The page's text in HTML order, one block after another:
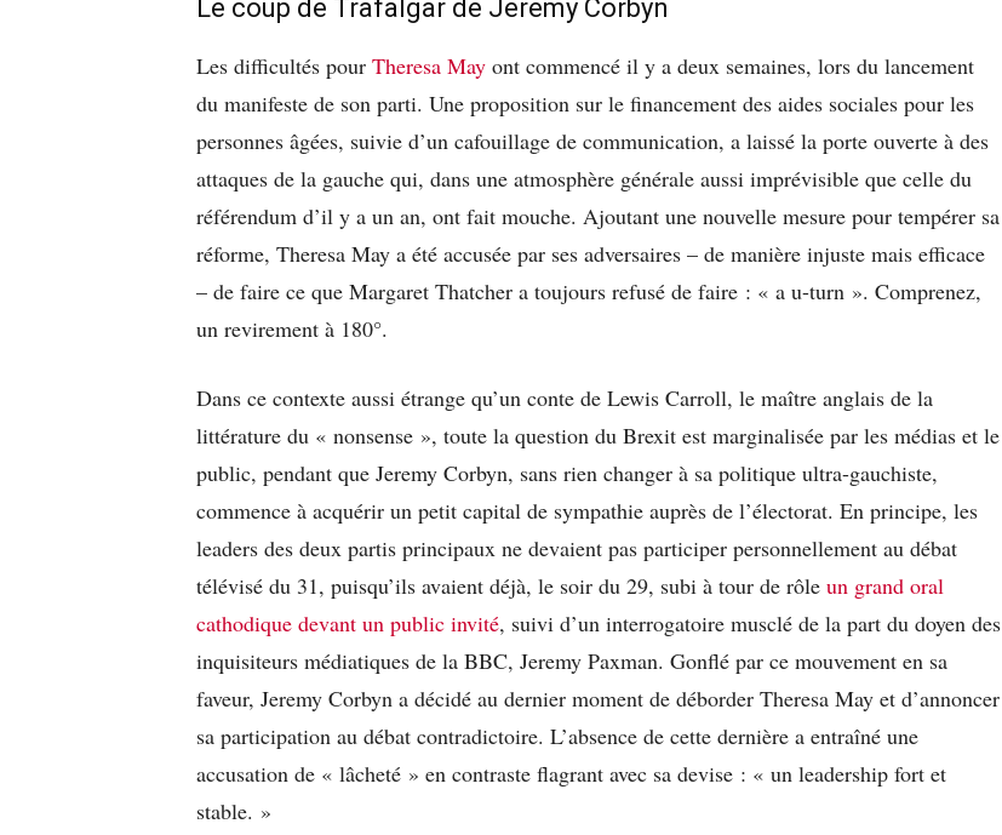
Le coup de Trafalgar de Jeremy Corbyn
Les difficultés pour Theresa May ont commencé il y a deux semaines, lors du lancement
du manifeste de son parti. Une proposition sur le financement des aides sociales pour les
personnes âgées, suivie d’un cafouillage de communication, a laissé la porte ouverte à des
attaques de la gauche qui, dans une atmosphère générale aussi imprévisible que celle du
référendum d’il y a un an, ont fait mouche. Ajoutant une nouvelle mesure pour tempérer sa
réforme, Theresa May a été accusée par ses adversaires – de manière injuste mais efficace
– de faire ce que Margaret Thatcher a toujours refusé de faire : « a u-turn ». Comprenez,
un revirement à 180°.
Dans ce contexte aussi étrange qu’un conte de Lewis Carroll, le maître anglais de la
littérature du « nonsense », toute la question du Brexit est marginalisée par les médias et le
public, pendant que Jeremy Corbyn, sans rien changer à sa politique ultra-gauchiste,
commence à acquérir un petit capital de sympathie auprès de l’électorat. En principe, les
leaders des deux partis principaux ne devaient pas participer personnellement au débat
télévisé du 31, puisqu’ils avaient déjà, le soir du 29, subi à tour de rôle un grand oral
cathodique devant un public invité, suivi d’un interrogatoire musclé de la part du doyen des
inquisiteurs médiatiques de la BBC, Jeremy Paxman. Gonflé par ce mouvement en sa
faveur, Jeremy Corbyn a décidé au dernier moment de déborder Theresa May et d’annoncer
sa participation au débat contradictoire. L’absence de cette dernière a entraîné une
accusation de « lâcheté » en contraste flagrant avec sa devise : « un leadership fort et
stable. »